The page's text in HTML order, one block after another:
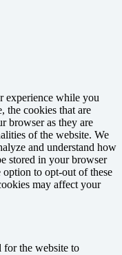
experience while you
the cookies that are
browser as they are
of the website. We
and understand how
stored in your browser
to opt-out of these
may affect your
for the website to